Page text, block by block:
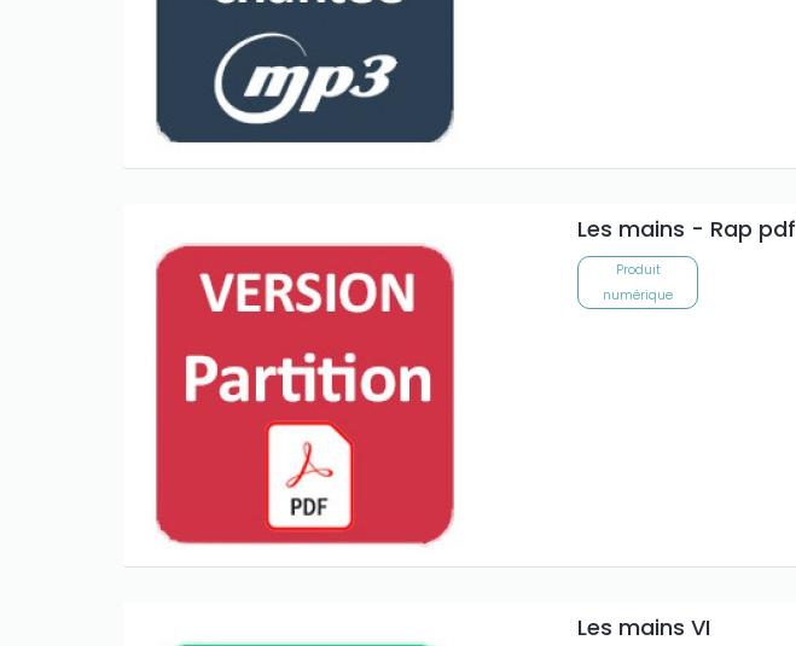
Les mains - Rap pdf
Produit
numérique
Les mains VI